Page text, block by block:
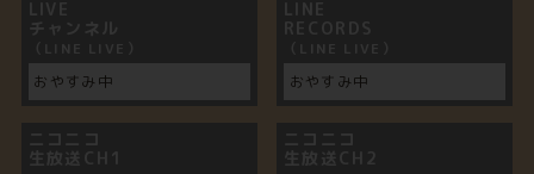
おやすみ中
おやすみ中